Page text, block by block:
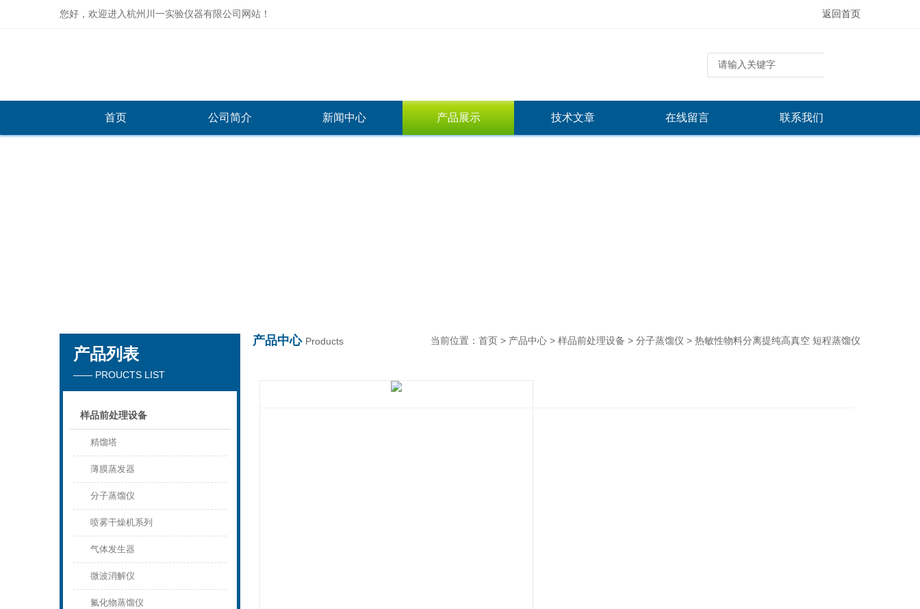
您好，欢迎进入杭州川一实验仪器有限公司网站！ 返回首页
杭州川一实验仪器有限公司
首页 公司简介 新闻中心 产品展示 技术文章 在线留言 联系我们
产品列表
—— PROUCTS LIST
样品前处理设备
精馏塔
薄膜蒸发器
分子蒸馏仪
喷雾干燥机系列
气体发生器
微波消解仪
氟化物蒸馏仪
产品中心 Products 当前位置： 首页 > 产品中心 > 样品前处理设备 > 分子蒸馏仪 > 热敏性物料分离提纯高真空 短程蒸馏仪